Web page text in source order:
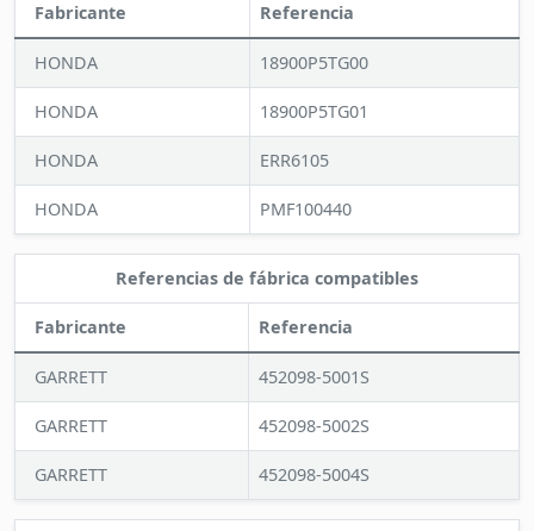
Fabricante Referencia
HONDA 18900P5TG00
HONDA 18900P5TG01
HONDA ERR6105
HONDA PMF100440
Referencias de fábrica compatibles
Fabricante Referencia
GARRETT 452098-5001S
GARRETT 452098-5002S
GARRETT 452098-5004S